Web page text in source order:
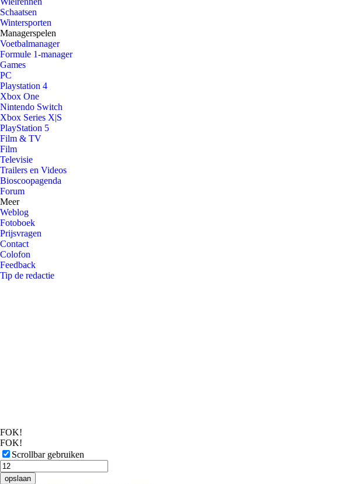
Schaatsen
Wintersporten
Managerspelen
Voetbalmanager
Formule 1-manager
Games
PC
Playstation 4
Xbox One
Nintendo Switch
Xbox Series X|S
PlayStation 5
Film & TV
Film
Televisie
Trailers en Videos
Bioscoopagenda
Forum
Meer
Weblog
Fotoboek
Prijsvragen
Contact
Colofon
Feedback
Tip de redactie
FOK!
FOK!
Scrollbar gebruiken
opslaan